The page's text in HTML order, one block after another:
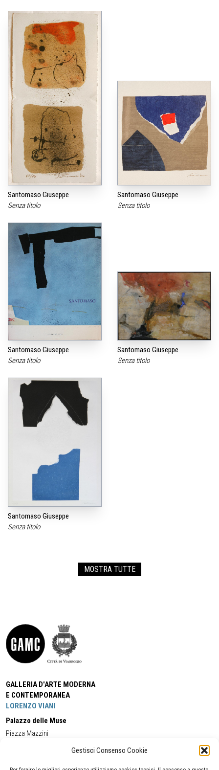
Gestisci Consenso Cookie
Santomaso Giuseppe
Senza titolo
Santomaso Giuseppe
Senza titolo
Santomaso Giuseppe
Senza titolo
Santomaso Giuseppe
Senza titolo
Santomaso Giuseppe
Senza titolo
MOSTRA TUTTE
GALLERIA D'ARTE MODERNA
E CONTEMPORANEA
LORENZO VIANI
Palazzo delle Muse
Piazza Mazzini
Cell:+39 338 5714978 (orario apertura Galleria)
Tel:
+39 0584 944580 (orario 09.00/13.00)